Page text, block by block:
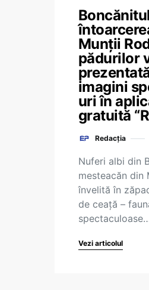
Munții
pădurilor
imagini
uri în
gratuită
Redacția
Nuferi albi din
mesteacăn din
învelită în
de ceață –
Vezi articolul